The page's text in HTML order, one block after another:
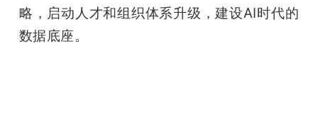
略，启动人才和组织体系升级，建设AI时代的
数据底座。